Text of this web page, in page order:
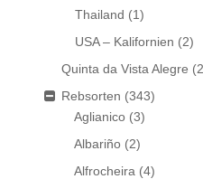
Thailand (1)
USA – Kalifornien (2)
Quinta da Vista Alegre
Rebsorten (343)
Aglianico (3)
Albariño (2)
Alfrocheira (4)